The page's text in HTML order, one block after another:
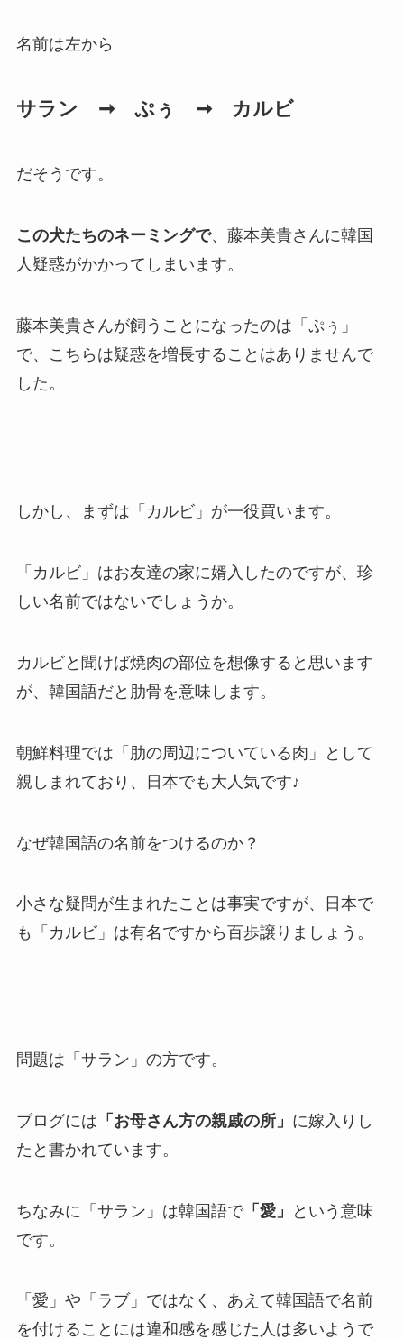
名前は左から
サラン ➞ ぷぅ ➞ カルビ
だそうです。
この犬たちのネーミングで、藤本美貴さんに韓国
人疑惑がかかってしまいます。
藤本美貴さんが飼うことになったのは「ぷぅ」
で、こちらは疑惑を増長することはありませんで
した。
しかし、まずは「カルビ」が一役買います。
「カルビ」はお友達の家に婿入したのですが、珍
しい名前ではないでしょうか。
カルビと聞けば焼肉の部位を想像すると思います
が、韓国語だと肋骨を意味します。
朝鮮料理では「肋の周辺についている肉」として
親しまれており、日本でも大人気です♪
なぜ韓国語の名前をつけるのか？
小さな疑問が生まれたことは事実ですが、日本で
も「カルビ」は有名ですから百歩譲りましょう。
問題は「サラン」の方です。
ブログには 「お母さん方の親戚の所」 に嫁入りし
たと書かれています。
ちなみに「サラン」は韓国語で「愛」
という意味
です。
「愛」や「ラブ」ではなく、あえて韓国語で名前
を付けることには違和感を感じた人は多いようで